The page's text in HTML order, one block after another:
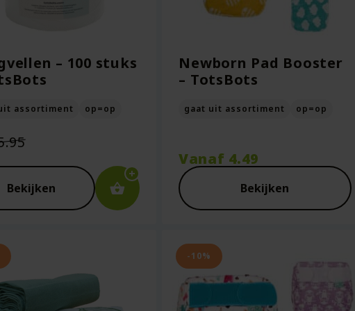
– 100 stuks
assortiment op=op
Oorspronkelijke
was:
€5.95.
Bekijken
Newborn Pad Booster
– TotsBots
gaat uit assortiment op=op
Vanaf 4.49
Bekijken
-10%